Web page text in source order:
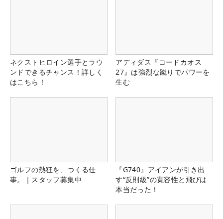
ネクストヒロイン選手とラウ
ンドできるチャンス！詳しく
はこちら！
アディダス『コードカオス
27』は強烈な蹴りでパワーを
生む
ゴルフの熱狂を、つくる仕
事。｜スタッフ募集中
『G740』アイアンが引き出
す“反則級”の寛容性と飛びは
本当だった！